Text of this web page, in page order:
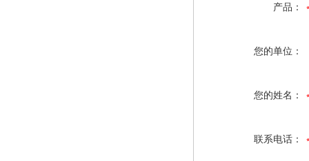
产品：
您的单位：
您的姓名：
联系电话：